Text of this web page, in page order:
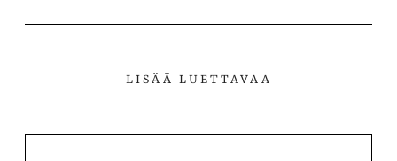
LISÄÄ LUETTAVAA